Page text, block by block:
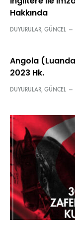
Hakkında
DUYURULAR, GÜNCEL —
Angola
2023 Hk.
DUYURULAR, GÜNCEL —